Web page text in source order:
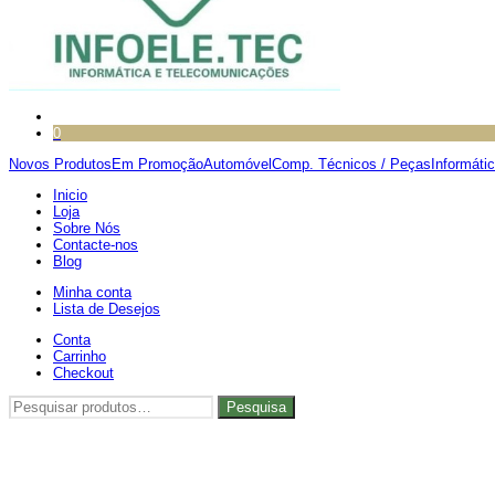
0
Novos Produtos Em PromoçãoAutomóvel Comp. Técnicos / Peças
Inicio
Loja
Sobre Nós
Contacte-nos
Blog
Minha conta
Lista de Desejos
Conta
Carrinho
Checkout
Pesquisar
por:
Pesquisa